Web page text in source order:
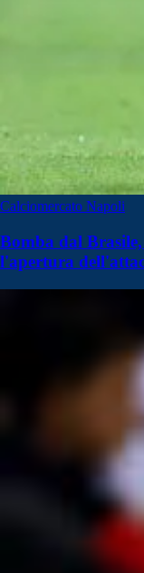
Calciomercato Napoli
Bomba dal
l'apertura